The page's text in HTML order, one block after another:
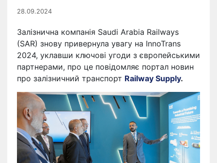
28.09.2024
Залізнична компанія Saudi Arabia Railways
(SAR) знову привернула увагу на InnoTrans
2024, уклавши ключові угоди з європейськими
партнерами, про це повідомляє портал новин
про залізничний транспорт Railway Supply.